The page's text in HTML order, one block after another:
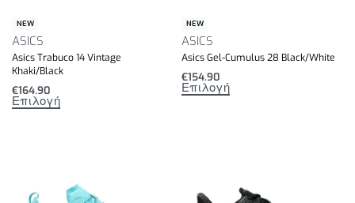
NEW
ASICS
Asics Trabuco 14 Vintage
Khaki/Black
€164.90
Επιλογή
NEW
ASICS
Asics Gel-Cumulus 28 Black/White
€154.90
Επιλογή